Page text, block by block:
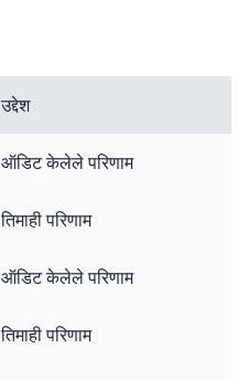
उद्देश
ऑडिट केलेले परिणाम
तिमाही परिणाम
ऑडिट केलेले परिणाम
तिमाही परिणाम